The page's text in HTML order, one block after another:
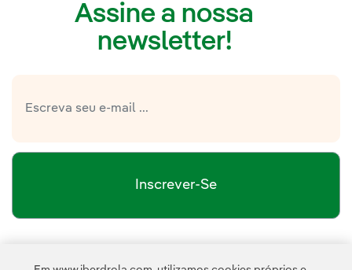
Assine a nossa
newsletter!
Inscrever-Se